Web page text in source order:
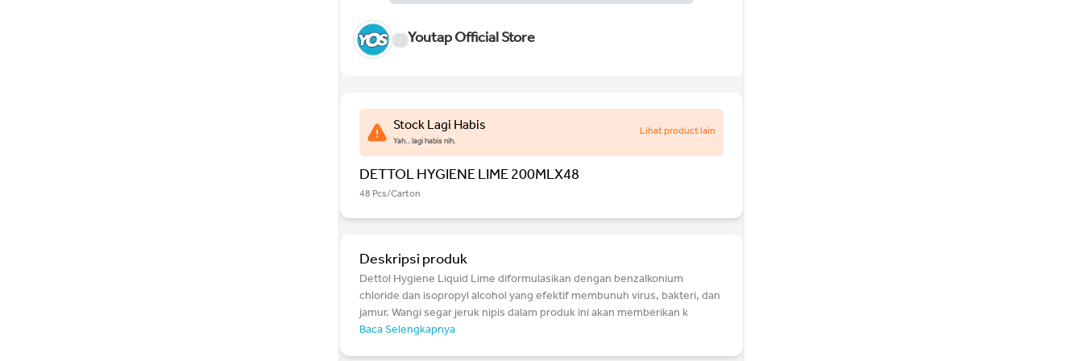
Youtap Official Store
Stock Lagi Habis
Yah.. lagi habis nih.
Lihat product lain
DETTOL HYGIENE LIME 200MLX48
48 Pcs/Carton
Deskripsi produk
Dettol Hygiene Liquid Lime diformulasikan dengan benzalkonium
chloride dan isopropyl alcohol yang efektif membunuh virus, bakteri, dan
jamur. Wangi segar jeruk nipis dalam produk ini akan memberikan k
Baca Selengkapnya